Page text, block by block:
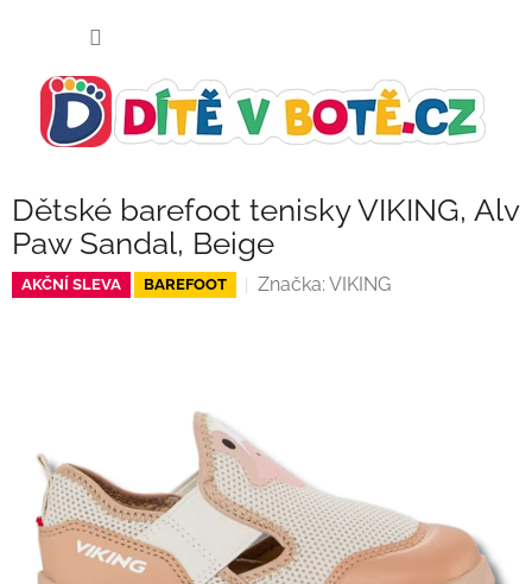
Dětské barefoot tenisky VIKING, Alv
Paw Sandal, Beige
AKČNÍ SLEVA BAREFOOT Značka: VIKING